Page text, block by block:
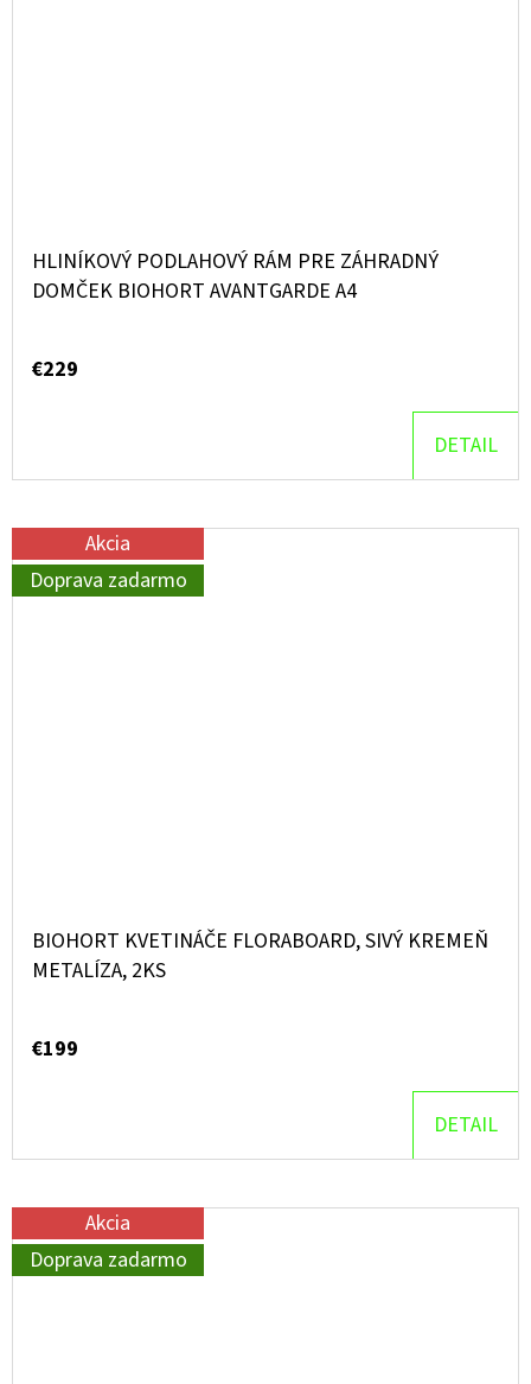
HLINÍKOVÝ PODLAHOVÝ RÁM PRE ZÁHRADNÝ
DOMČEK BIOHORT AVANTGARDE A4
€229
DETAIL
Akcia
Doprava zadarmo
BIOHORT KVETINÁČE FLORABOARD, SIVÝ KREMEŇ
METALÍZA, 2KS
€199
DETAIL
Akcia
Doprava zadarmo